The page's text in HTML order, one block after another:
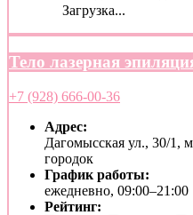
Загрузка...
Тело лазерная
+7 (928) 666-00-36
Адрес:
Дагомысская ул., 30/1,
городок
График работы:
ежедневно, 09:00–21:00
Рейтинг: